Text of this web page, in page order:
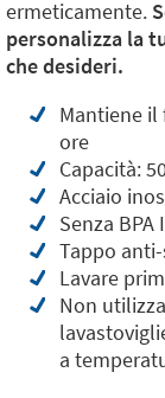
ermeticamente.
personalizza la
che desideri.
Mantiene il
ore
Capacità:
Acciaio
Senza
Tappo
Lavare
Non
a